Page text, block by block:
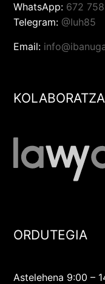
WhatsApp: 672
Telegram: @Iuh85
Email:
ORDUTEGIA
Astelehena 9:00 –